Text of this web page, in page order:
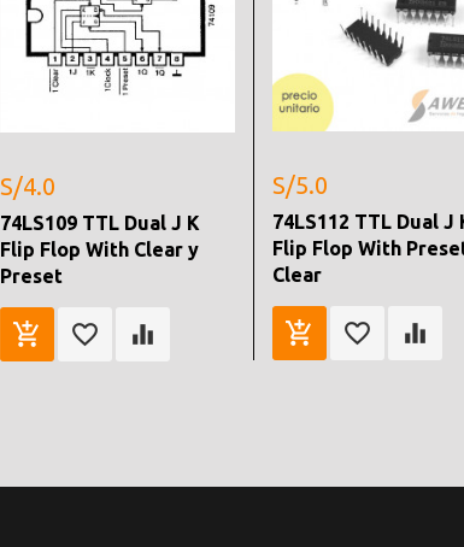
S/4.0
74LS109 TTL Dual J K
Flip Flop With Clear y
Preset
S/5.0
74LS112 TTL Dual J
Flip Flop With
Clear